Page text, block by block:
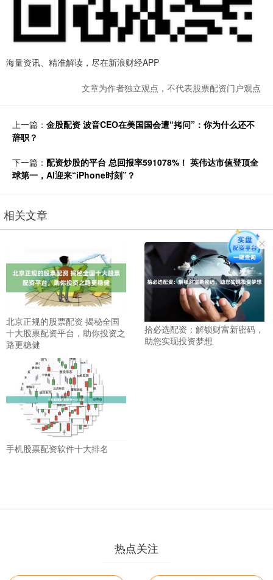
海量资讯、精准解读，尽在新浪财经APP
文章为作者独立观点，不代表股票配资门户观点
上一篇： 金股配资 波音CEO在美国国会遭“拷问”：你为什么还不
辞职？
下一篇： 配资炒股的平台 总回报率591078%！ 英伟达市值登顶全
球第一，AI迎来“iPhone时刻”？
相关文章
北京正规的股票配资 揭秘全国
十大股票配资平台，助你投资之
路更稳健
拾必选配资：解锁财富新密码，
助您实现投资梦想
手机股票配资软件十大排名
热点关注